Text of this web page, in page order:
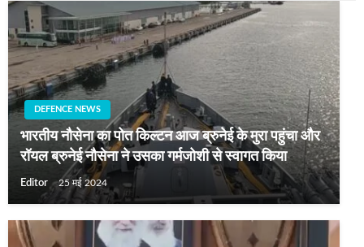
DEFENCE NEWS
भारतीय नौसेना का पोत किल्टन आज ब्रुनेई के मुरा पहुंचा और
रॉयल ब्रुनेई नौसेना ने उसका गर्मजोशी से स्वागत किया
Editor 25 मई 2024